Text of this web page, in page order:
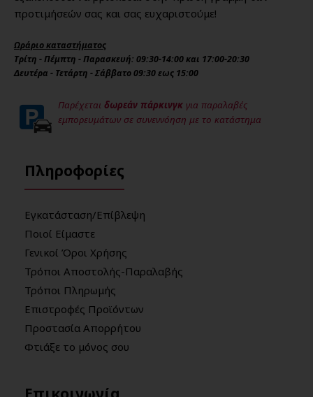
προτιμήσεών σας και σας ευχαριστούμε!
Ωράριο καταστήματος
Τρίτη - Πέμπτη - Παρασκευή: 09:30-14:00 και 17:00-20:30
Δευτέρα - Τετάρτη - Σάββατο 09:30 εως 15:00
Παρέχεται δωρεάν πάρκινγκ για παραλαβές
εμπορευμάτων σε συνεννόηση με το κατάστημα
Πληροφορίες
Εγκατάσταση/Επίβλεψη
Ποιοί Είμαστε
Γενικοί Όροι Χρήσης
Τρόποι Αποστολής-Παραλαβής
Τρόποι Πληρωμής
Επιστροφές Προϊόντων
Προστασία Απορρήτου
Φτιάξε το μόνος σου